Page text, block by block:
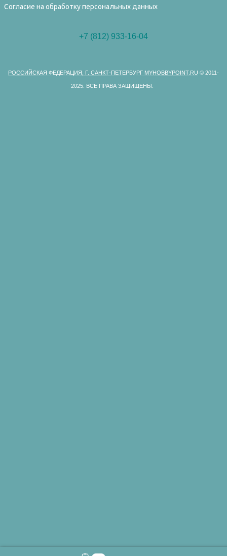
Согласие на обработку персональных данных
+7 (812) 933-16-04
РОССИЙСКАЯ ФЕДЕРАЦИЯ, Г. САНКТ-ПЕТЕРБУРГ MYHOBBYPOINT.RU © 2011-
2025. ВСЕ ПРАВА ЗАЩИЩЕНЫ.